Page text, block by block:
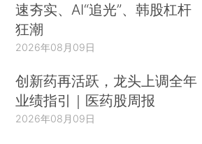
速夯实、AI“追光”、韩股杠杆
狂潮
2026年08月09日
创新药再活跃，龙头上调全年
业绩指引｜医药股周报
2026年08月09日